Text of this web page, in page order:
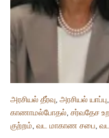
அரசியல் தீர்வு, அரசியல் யாப்பு,
காணாமல்போதல், சர்வதேச
குற்றம், வட மாகாண சபை,